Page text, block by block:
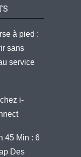
à pied :
sans
service
chez i-
45 Min : 6
Des